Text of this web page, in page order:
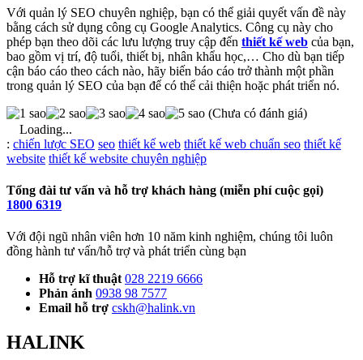
Với quản lý SEO chuyên nghiệp, bạn có thể giải quyết vấn đề này
bằng cách sử dụng công cụ Google Analytics. Công cụ này cho
phép bạn theo dõi các lưu lượng truy cập đến thiết kế web của bạn,
bao gồm vị trí, độ tuổi, thiết bị, nhân khẩu học,… Cho dù bạn tiếp
cận báo cáo theo cách nào, hãy biến báo cáo trở thành một phần
trong quản lý SEO của bạn để có thể cải thiện hoặc phát triển nó.
(Chưa có đánh giá)
Loading...
Từ
khóa
: chiến lược SEO seo thiết kế web thiết kế web chuẩn seo thiết kế
website thiết kế website chuyên nghiệp
Tổng đài tư vấn và hỗ trợ khách hàng (miễn phí cuộc gọi)
1800 6319
Với đội ngũ nhân viên hơn 10 năm kinh nghiệm, chúng tôi luôn
đồng hành tư vấn/hỗ trợ và phát triển cùng bạn
Hỗ trợ kĩ thuật 028 2219 6666
Phản ánh 0938 98 7577
Email hỗ trợ cskh@halink.vn
HALINK